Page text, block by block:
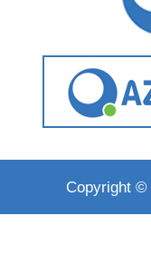
Copyright ©